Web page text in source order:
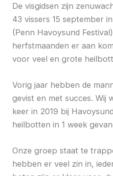
De visgidsen zijn
43 vissers 15 september
(Penn Havoysund
herfstmaanden er aan
voor veel en grote
Vorig jaar hebben de
gevist en met succes. Wij
keer in 2019 bij
heilbotten in 1 week
Onze groep staat te
hebben er veel zin in,